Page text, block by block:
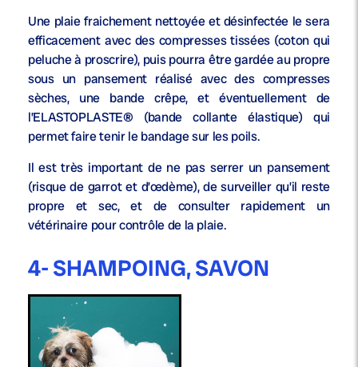
Une plaie fraichement nettoyée et désinfectée le sera
efficacement avec des compresses tissées (coton qui
peluche à proscrire), puis pourra être gardée au propre
sous un pansement réalisé avec des compresses
sèches, une bande crêpe, et éventuellement de
l’ELASTOPLASTE® (bande collante élastique) qui
permet faire tenir le bandage sur les poils.
Il est très important de ne pas serrer un pansement
(risque de garrot et d’œdème), de surveiller qu’il reste
propre et sec, et de consulter rapidement un
vétérinaire pour contrôle de la plaie.
4- SHAMPOING, SAVON